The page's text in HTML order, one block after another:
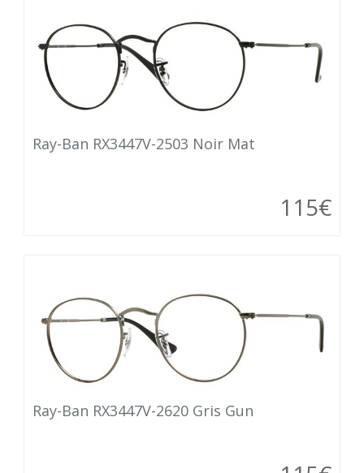
Ray-Ban RX3447V-2503 Noir Mat
115€
Ray-Ban RX3447V-2620 Gris Gun